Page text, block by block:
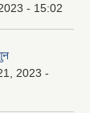
- 15:02
2023 -